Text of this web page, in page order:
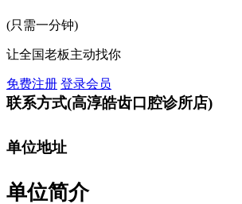
(只需一分钟)
让全国老板主动找你
免费注册 登录会员
联系方式(高淳皓齿口腔诊所店)
单位地址
单位简介